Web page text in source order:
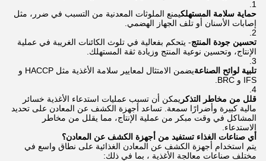
حماية سلامة المستهلكيمنع الملوثات المعدنية من التسبب في ضرر، مثل
إصابات الأسنان أو تلف الجهاز الهضمي.
تحسين جودة المنتج- يتحكم بفعالية في تلوث الكائنات الغريبة في عملية
الإنتاج، وتحسين نوعية المنتج وزيادة ثقة المستهلك.
تلبية لوائح الصناعة
يضمن الامتثال لمعايير سلامة الأغذية مثل HACCP و
IFS و BRC.
قلل من مخاطر التذكر يمكن أن تسبب عمليات استدعاء الأغذية خسائر
مالية كبيرة وأضرارًا سمعة. تساعد أجهزة الكشف عن المعادن على تحديد
المشاكل في وقت مبكر من عملية الإنتاج، مما يقلل من مخاطر
الاستدعاء.
أي صناعات الغذاء تستفيد من أجهزة الكشف عن المعادن؟
يتم استخدام أجهزة الكشف عن المعادن الغذائية على نطاق واسع في
مختلف صناعات معالجة الأغذية ، بما في ذلك: